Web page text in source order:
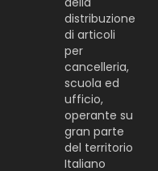
distribuzione
di articoli
per
cancelleria,
scuola ed
ufficio,
operante su
gran parte
del territorio
Italiano